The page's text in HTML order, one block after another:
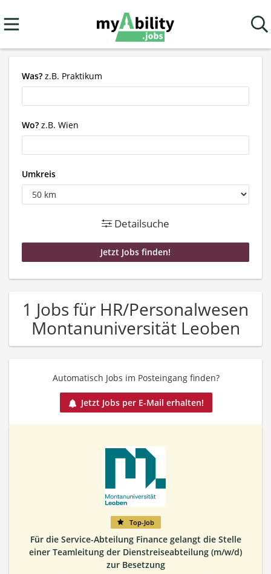
Was? z.B. Praktikum
Wo? z.B. Wien
Umkreis
Detailsuche
1 Jobs für HR/Personalwesen
Montanuniversität Leoben
Automatisch Jobs im Posteingang finden?
Jetzt Jobs per E-Mail erhalten!
Top-Job
Für die Service-Abteilung Finance gelangt die Stelle
einer Teamleitung der Dienstreiseabteilung (m/w/d)
zur Besetzung